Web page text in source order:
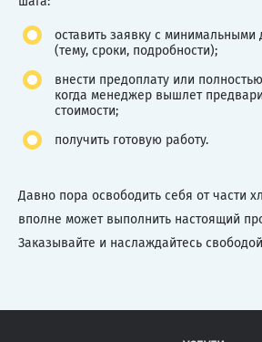
оставить заявку с
(тему, сроки, подробности);
внести предоплату или
когда менеджер вышлет
стоимости;
получить готовую работу.
Давно пора освободить себя от части
вполне может выполнить настоящий
Заказывайте и наслаждайтесь